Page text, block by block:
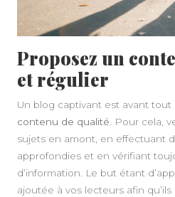
Proposez un
et régulier
Un blog captivant est avant
contenu de qualité . Pour cela,
sujets en amont, en effectuant
approfondies et en vérifiant
d’information. Le but étant
ajoutée à vos lecteurs afin